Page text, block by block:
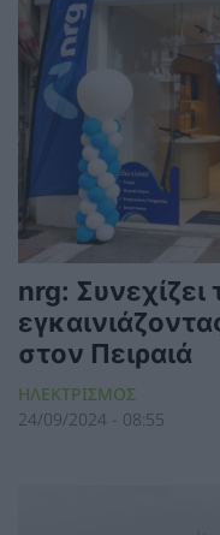
nrg:
στον Πειραιά
ΗΛΕΚΤΡΙΣΜΟΣ
24/09/2024 - 08:55